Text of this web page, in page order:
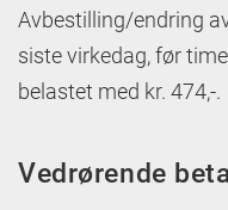
Avbestilling/endring
siste virkedag, før
belastet med kr. 474,-.
Vedrørende